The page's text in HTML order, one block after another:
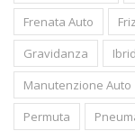
Frenata Auto
Gravidanza
Manutenzione Auto
Permuta